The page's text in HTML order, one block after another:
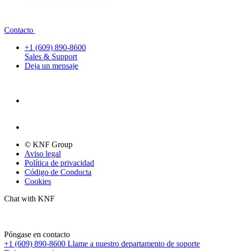
Contacto
+1 (609) 890-8600
Sales & Support
Deja un mensaje
© KNF Group
Aviso legal
Política de privacidad
Código de Conducta
Cookies
Chat with KNF
Póngase en contacto
+1 (609) 890-8600 Llame a nuestro departamento de soporte